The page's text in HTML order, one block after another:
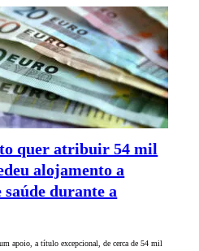
quer atribuir 54 mil
alojamento a
durante a
apoio, a título excepcional, de cerca de 54 mil